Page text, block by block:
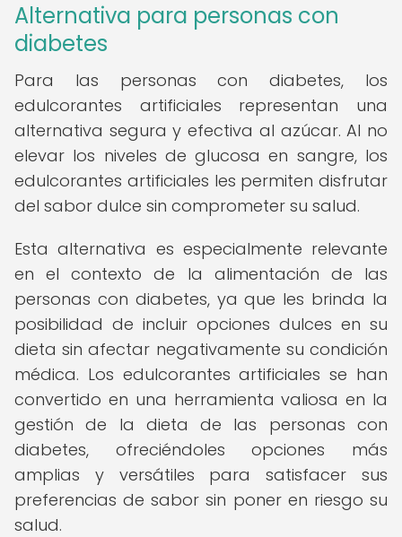
Alternativa para personas con
diabetes
Para las personas con diabetes, los
edulcorantes artificiales representan una
alternativa segura y efectiva al azúcar. Al no
elevar los niveles de glucosa en sangre, los
edulcorantes artificiales les permiten disfrutar
del sabor dulce sin comprometer su salud.
Esta alternativa es especialmente relevante
en el contexto de la alimentación de las
personas con diabetes, ya que les brinda la
posibilidad de incluir opciones dulces en su
dieta sin afectar negativamente su condición
médica. Los edulcorantes artificiales se han
convertido en una herramienta valiosa en la
gestión de la dieta de las personas con
diabetes, ofreciéndoles opciones más
amplias y versátiles para satisfacer sus
preferencias de sabor sin poner en riesgo su
salud.